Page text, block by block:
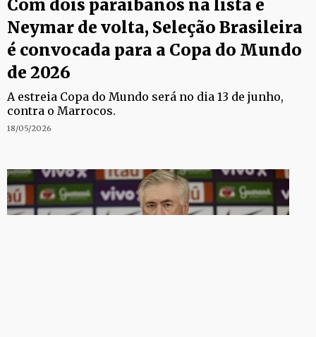
Com dois paraibanos na lista e
Neymar de volta, Seleção Brasileira
é convocada para a Copa do Mundo
de 2026
A estreia Copa do Mundo será no dia 13 de junho,
contra o Marrocos.
18/05/2026